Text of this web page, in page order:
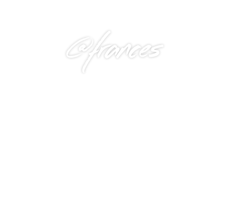
@frances